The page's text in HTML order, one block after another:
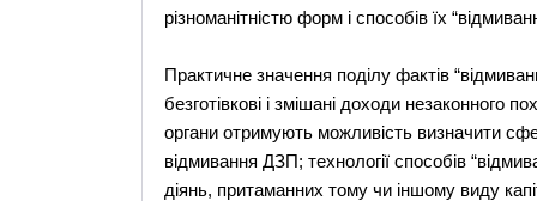
різноманітністю форм і способів їх
Практичне значення поділу фактів
безготівкові і змішані доходи незаконного
органи отримують можливість визначити
відмивання ДЗП; технології способів
діянь, притаманних тому чи іншому виду